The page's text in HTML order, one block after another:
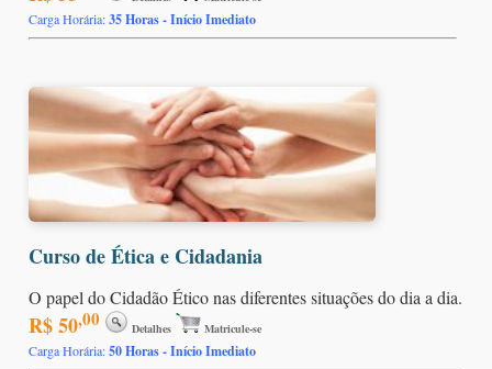
Carga Horária:35 Horas - Início Imediato
Curso de Ética e Cidadania
O papel do Cidadão Ético nas diferentes situações do dia a dia.
R$ 50,00 Detalhes Matricule-se
Carga Horária:50 Horas - Início Imediato